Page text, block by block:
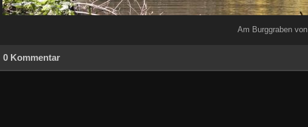
Am Burggraben
0 Kommentar